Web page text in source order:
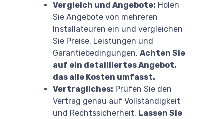
Vergleich und Angebote: Holen
Sie Angebote von mehreren
Installateuren ein und vergleichen
Sie Preise, Leistungen und
Garantiebedingungen.Achten Sie
auf ein detailliertes Angebot,
das alle Kosten umfasst.
Vertragliches: Prüfen Sie den
Vertrag genau auf Vollständigkeit
und Rechtssicherheit. Lassen Sie